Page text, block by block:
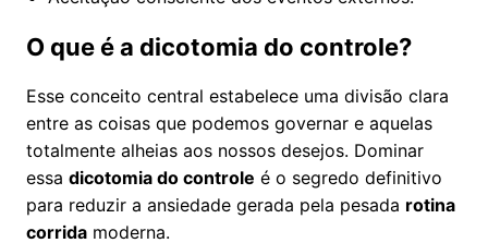
O que é a dicotomia do controle?
Esse conceito central estabelece uma divisão clara
entre as coisas que podemos governar e aquelas
totalmente alheias aos nossos desejos. Dominar
essa dicotomia do controle é o segredo definitivo
para reduzir a ansiedade gerada pela pesada rotina
corrida moderna.